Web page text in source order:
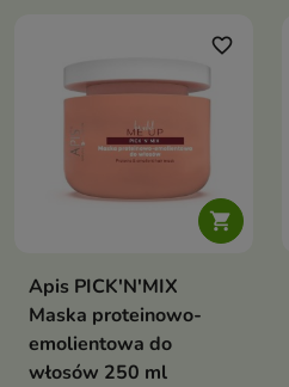

favorite_border
Apis PICK'N'MIX
Maska proteinowo-
emolientowa do
włosów 250 ml